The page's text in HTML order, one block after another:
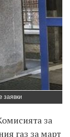
заявки
за
газ за март